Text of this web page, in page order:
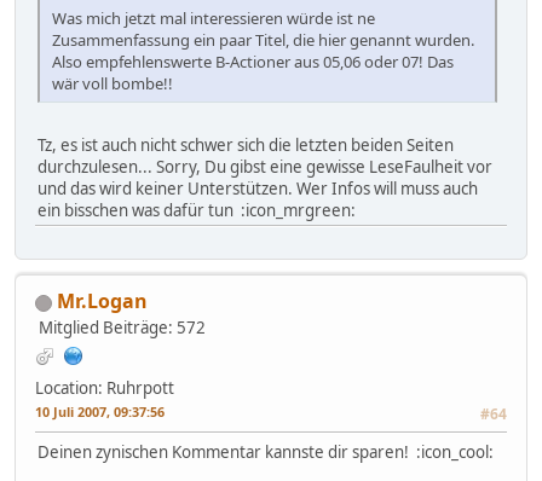
Was mich jetzt mal interessieren würde ist ne
Zusammenfassung ein paar Titel, die hier genannt wurden.
Also empfehlenswerte B-Actioner aus 05,06 oder 07! Das
wär voll bombe!!
Tz, es ist auch nicht schwer sich die letzten beiden Seiten
durchzulesen... Sorry, Du gibst eine gewisse LeseFaulheit vor
und das wird keiner Unterstützen. Wer Infos will muss auch
ein bisschen was dafür tun :icon_mrgreen:
Mr.Logan
Mitglied Beiträge: 572
Location: Ruhrpott
10 Juli 2007, 09:37:56 #64
Deinen zynischen Kommentar kannste dir sparen! :icon_cool: